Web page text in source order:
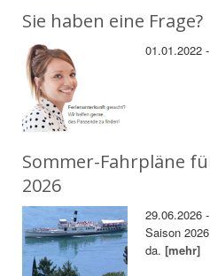
Sie haben eine Frage?
01.01.2022
Sommer-Fahrpläne
2026
29.06.2026
Saison
da.[mehr]